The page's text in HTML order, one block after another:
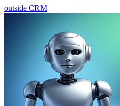
outside CRM